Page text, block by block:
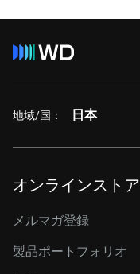
地域/国： 日本
オンラインストア
メルマガ登録
製品ポートフォリオ